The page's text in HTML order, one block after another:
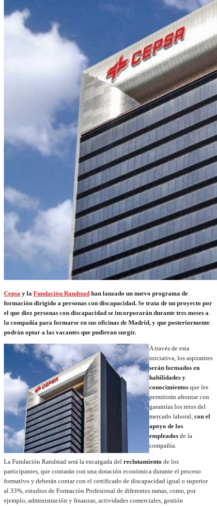
Cepsa y la Fundación Randstad han lanzado un nuevo programa de
formación dirigido a personas con discapacidad. Se trata de un proyecto por
el que diez personas con discapacidad se incorporarán durante tres meses a
la compañía para formarse en sus oficinas de Madrid, y que posteriormente
podrán optar a las vacantes que pudieran surgir.
A través de esta
iniciativa, los aspirantes
serán formados en
habilidades y
conocimientos que les
permitirán afrontar con
garantías los retos del
mercado laboral, con el
apoyo de los
empleados de la
compañía.
La Fundación Randstad será la encargada del reclutamiento de los
participantes, que contarán con una dotación económica durante el proceso
formativo y deberán contar con el certificado de discapacidad igual o superior
al 33%, estudios de Formación Profesional de diferentes ramas, como, por
ejemplo, administración y finanzas, actividades comerciales, gestión